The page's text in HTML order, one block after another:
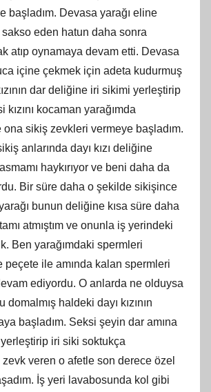
başladım. Devasa yarağı eline
eden hatun daha sonra
atıp oynamaya devam etti. Devasa
içine çekmek için adeta kudurmuş
dar deliğine iri sikimi yerleştirip
kızını kocaman yarağımda
ona sikiş zevkleri vermeye başladım.
anlarında dayı kızı deliğine
haykırıyor ve beni daha da
Bir süre daha o şekilde sikişince
bunun deliğine kısa süre daha
atmıştım ve onunla iş yerindeki
Ben yarağımdaki spermleri
peçete ile amında kalan spermleri
ediyordu. O anlarda ne olduysa
domalmış haldeki dayı kızının
başladım. Seksi şeyin dar amına
iri siki soktukça
veren o afetle son derece özel
İş yeri lavabosunda kol gibi